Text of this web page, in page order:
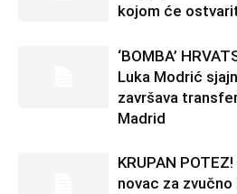
kojom će
‘BOMBA’
Luka Modrić
završava
Madrid
KRUPAN
novac za zvučno